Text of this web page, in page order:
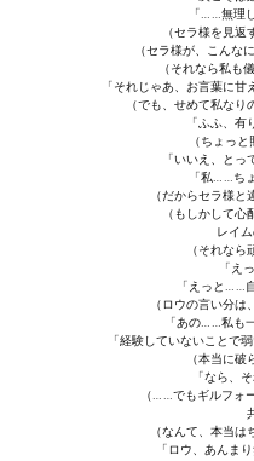
ストラテジーが必要な
HD REMASTERS (FAN EDITION) (HDリ
「……無理
（セラ様を見返
（セラ様が、こんな
（それなら私も
「それじゃあ、お言葉に甘
（でも、せめて私なり
「ふふ、有
（ちょっ
「いいえ、とっ
「私……ち
（だからセラ様と
（もしかして心
レイ
（それなら
「え
「えっと……
（ロウの言い分は
「あの……私も
「経験していないことで
（本当に破
「なら、
（……でもギルフォ
（なんて、本当は
「ロウ、あんま